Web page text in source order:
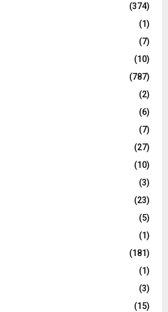
(374)
(1)
(7)
(10)
(787)
(2)
(6)
(7)
(27)
(10)
(3)
(23)
(5)
(1)
(181)
(1)
(3)
(15)